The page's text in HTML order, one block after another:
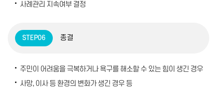
사례관리 지속여부 결정
STEP06 종결
주민이 어려움을 극복하거나 욕구를 해소할 수 있는 힘이 생긴 경우
사망, 이사 등 환경의 변화가 생긴 경우 등